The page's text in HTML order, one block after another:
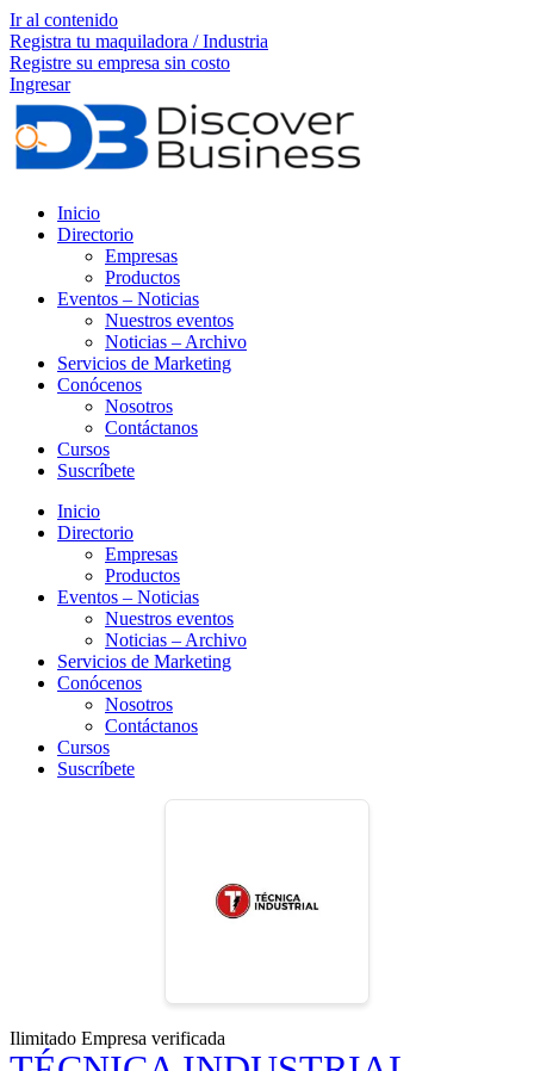
Ir al contenido
Registra tu maquiladora / Industria
Registre su empresa sin costo
Ingresar
Inicio
Directorio
Empresas
Productos
Eventos – Noticias
Nuestros eventos
Noticias – Archivo
Servicios de Marketing
Conócenos
Nosotros
Contáctanos
Cursos
Suscríbete
Inicio
Directorio
Empresas
Productos
Eventos – Noticias
Nuestros eventos
Noticias – Archivo
Servicios de Marketing
Conócenos
Nosotros
Contáctanos
Cursos
Suscríbete
Ilimitado Empresa verificada